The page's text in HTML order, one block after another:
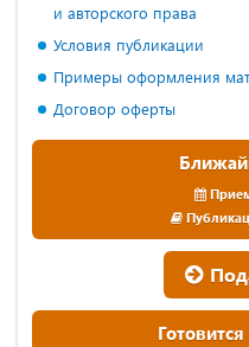
и авторского права
Условия публикации
Примеры оформления
Договор оферты